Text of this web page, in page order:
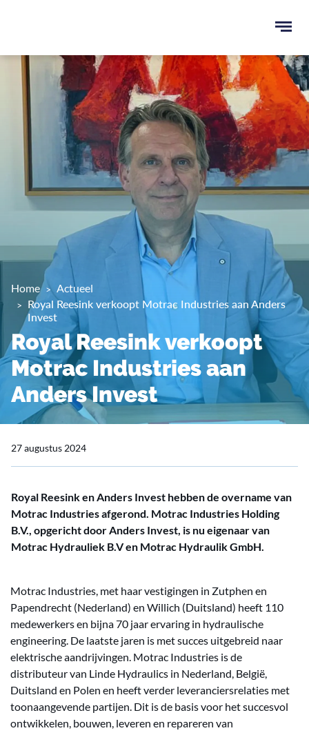
menu
Home
Actueel
Royal Reesink verkoopt Motrac Industries aan Anders
Invest
Royal Reesink verkoopt
Motrac Industries aan
Anders Invest
27 augustus 2024
Royal Reesink en Anders Invest hebben de overname van
Motrac Industries afgerond. Motrac Industries Holding
B.V., opgericht door Anders Invest, is nu eigenaar van
Motrac Hydrauliek B.V en Motrac Hydraulik GmbH.
Motrac Industries, met haar vestigingen in Zutphen en
Papendrecht (Nederland) en Willich (Duitsland) heeft 110
medewerkers en bijna 70 jaar ervaring in hydraulische
engineering. De laatste jaren is met succes uitgebreid naar
elektrische aandrijvingen. Motrac Industries is de
distributeur van Linde Hydraulics in Nederland, België,
Duitsland en Polen en heeft verder leveranciersrelaties met
toonaangevende partijen. Dit is de basis voor het succesvol
ontwikkelen, bouwen, leveren en repareren van